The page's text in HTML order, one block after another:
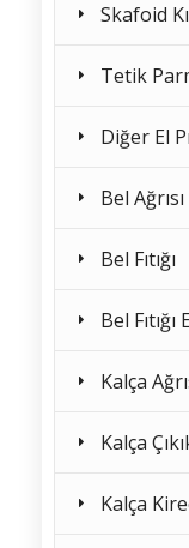
Skafoid
Tetik
Diğer El
Bel Ağrısı
Bel Fıtığı
Bel
Kalça
Kalça
Kalça